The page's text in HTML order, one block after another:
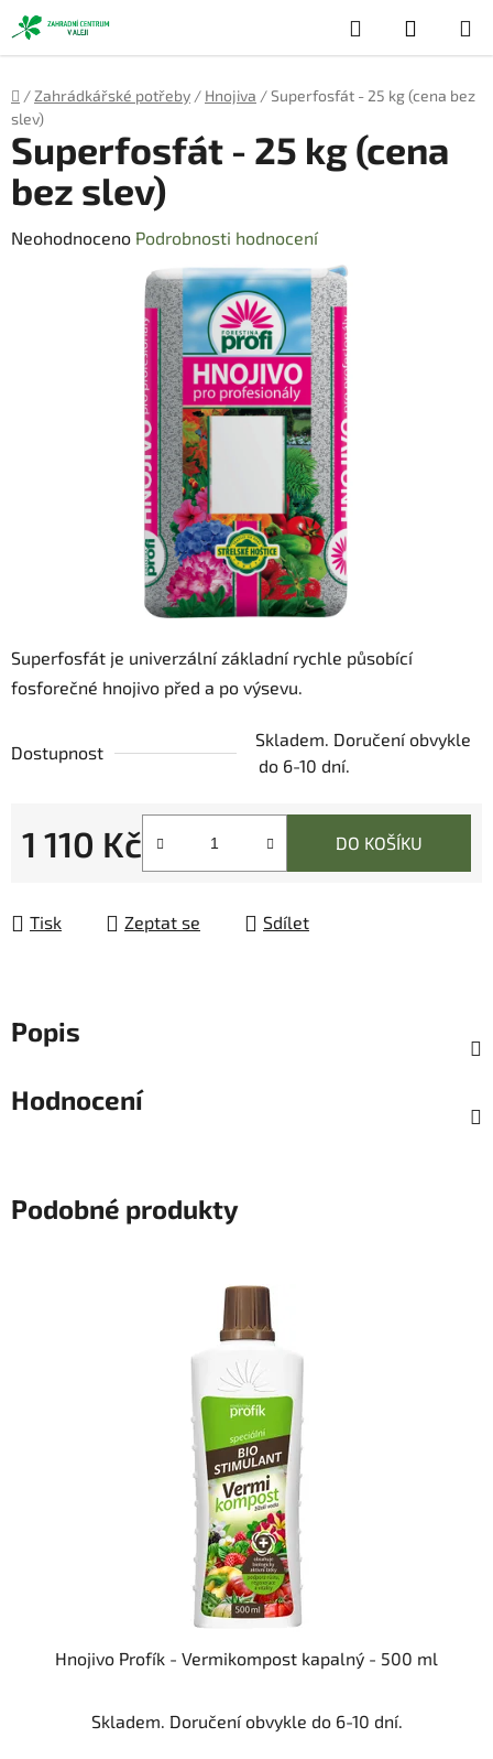
Přejít
na
obsah
Hledat
KOŠÍK
Domů
/ Zahrádkářské potřeby / Hnojiva /Superfosfát - 25 kg (cena bez
slev)
Superfosfát je univerzální základní rychle působící
fosforečné hnojivo před a po výsevu.
Dostupnost
Skladem. Doručení obvykle
do 6-10 dní.
1 110 Kč DO KOŠÍKU
Tisk Zeptat se Sdílet
Superfosfát - 25 kg (cena
bez slev)
Průměrné
Neohodnoceno Podrobnosti hodnocení
Popis
Hodnocení
Podobné produkty
Hnojivo Profík - Vermikompost kapalný - 500 ml
Skladem. Doručení obvykle do 6-10 dní.